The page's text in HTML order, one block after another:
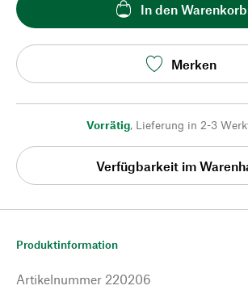
In den Warenkorb
Merken
Vorrätig, Lieferung in 2-3
Verfügbarkeit im
Produktinformation
Artikelnummer 220206